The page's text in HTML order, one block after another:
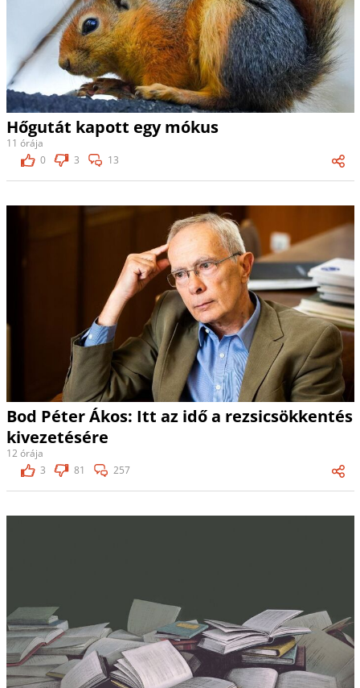
Hőgutát kapott egy mókus
11 órája
0
3 13
Bod Péter Ákos: Itt az idő a rezsicsökkentés
kivezetésére
12 órája
3
81 257